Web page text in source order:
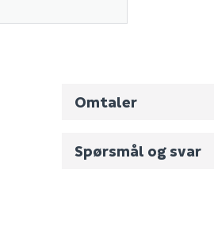
Omtaler
Spørsmål og svar